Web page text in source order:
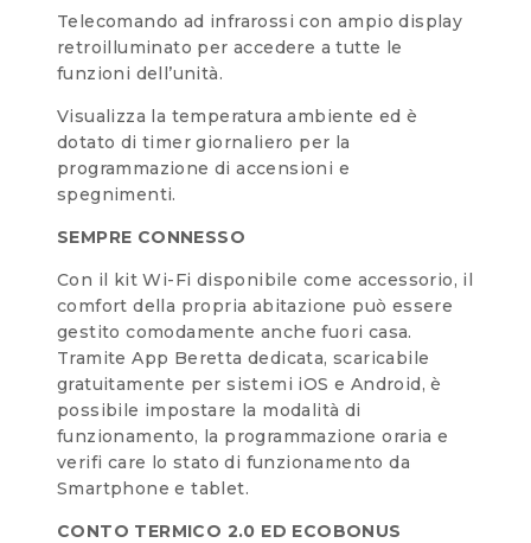
Telecomando ad infrarossi con ampio display
retroilluminato per accedere a tutte le
funzioni dell’unità.
Visualizza la temperatura ambiente ed è
dotato di timer giornaliero per la
programmazione di accensioni e
spegnimenti.
SEMPRE CONNESSO
Con il kit Wi-Fi disponibile come accessorio, il
comfort della propria abitazione può essere
gestito comodamente anche fuori casa.
Tramite App Beretta dedicata, scaricabile
gratuitamente per sistemi iOS e Android, è
possibile impostare la modalità di
funzionamento, la programmazione oraria e
verifi care lo stato di funzionamento da
Smartphone e tablet.
CONTO TERMICO 2.0 ED ECOBONUS